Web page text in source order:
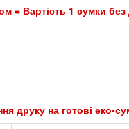
без друку +
еко-сумки,